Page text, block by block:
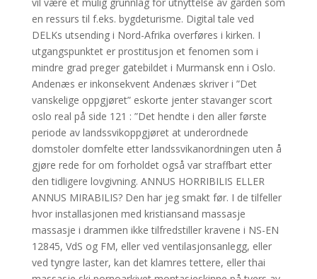
en ressurs til f.eks. bygdeturisme. Digital tale ved
DELKs utsending i Nord-Afrika overføres i kirken. I
utgangspunktet er prostitusjon et fenomen som i
mindre grad preger gatebildet i Murmansk enn i Oslo.
Andenæs er inkonsekvent Andenæs skriver i ”Det
vanskelige oppgjøret” eskorte jenter stavanger scort
oslo real på side 121 : ”Det hendte i den aller første
periode av landssvikoppgjøret at underordnede
domstoler domfelte etter landssvikanordningen uten å
gjøre rede for om forholdet også var straffbart etter
den tidligere lovgivning. ANNUS HORRIBILIS ELLER
ANNUS MIRABILIS? Den har jeg smakt før. I de tilfeller
hvor installasjonen med kristiansand massasje
massasje i drammen ikke tilfredstiller kravene i NS-EN
12845, VdS og FM, eller ved ventilasjonsanlegg, eller
ved tyngre laster, kan det klamres tettere, eller thai